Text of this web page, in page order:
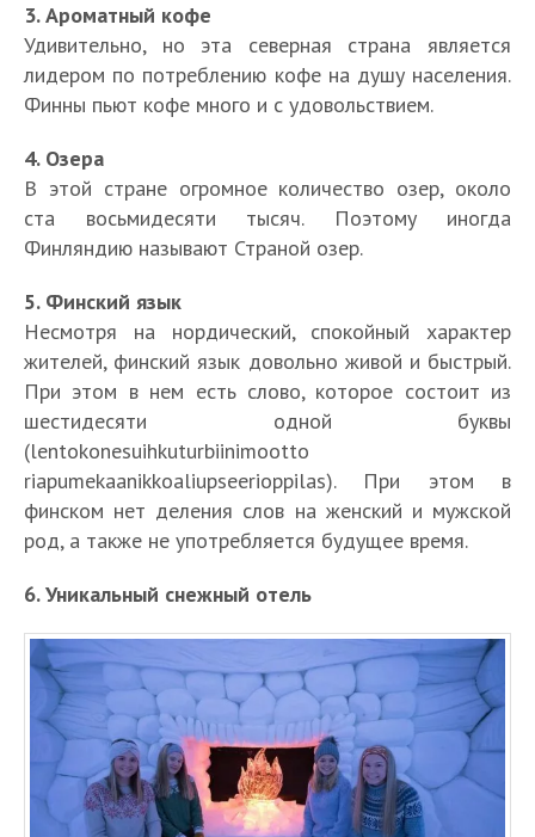
3. Ароматный кофе
Удивительно, но эта северная страна является
лидером по потреблению кофе на душу населения.
Финны пьют кофе много и с удовольствием.
4. Озера
В этой стране огромное количество озер, около
ста восьмидесяти тысяч. Поэтому иногда
Финляндию называют Страной озер.
5. Финский язык
Несмотря на нордический, спокойный характер
жителей, финский язык довольно живой и быстрый.
При этом в нем есть слово, которое состоит из
шестидесяти одной буквы
(lentokonesuihkuturbiinimootto
riapumekaanikkoaliupseerioppilas). При этом в
финском нет деления слов на женский и мужской
род, а также не употребляется будущее время.
6. Уникальный снежный отель